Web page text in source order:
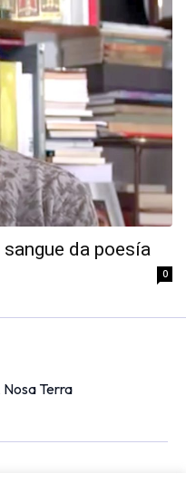
da poesía
0
Nosa Terra